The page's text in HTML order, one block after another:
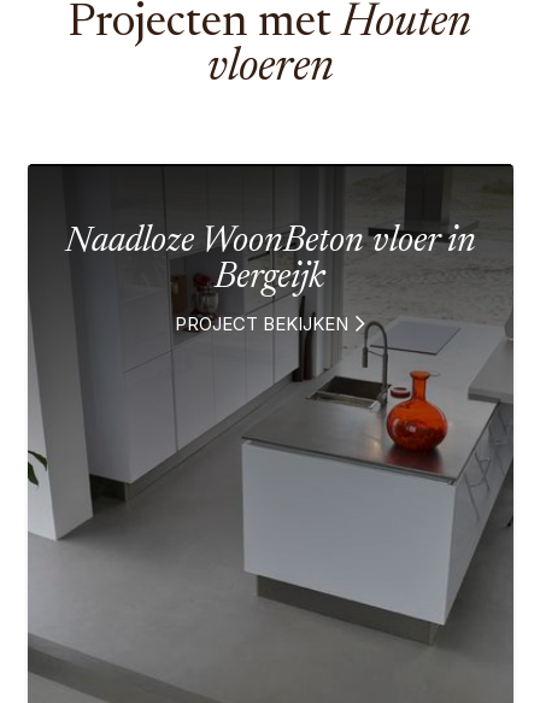
Projecten metHouten
vloeren
Naadloze WoonBeton vloer in
Bergeijk
PROJECT BEKIJKEN